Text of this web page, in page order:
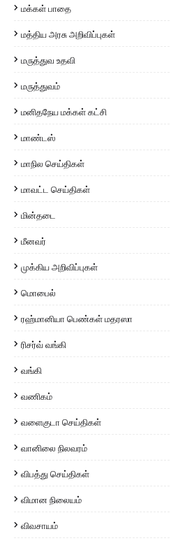
மக்கள் பாதை
மத்திய அரசு அறிவிப்புகள்
மருத்துவ உதவி
மருத்துவம்
மனிதநேய மக்கள் கட்சி
மாண்டஸ்
மாநில செய்திகள்
மாவட்ட செய்திகள்
மின்தடை
மீனவர்
முக்கிய அறிவிப்புகள்
மொபைல்
ரஹ்மானியா பெண்கள் மதரஸா
ரிசர்வ் வங்கி
வங்கி
வணிகம்
வளைகுடா செய்திகள்
வானிலை நிலவரம்
விபத்து செய்திகள்
விமான நிலையம்
விவசாயம்